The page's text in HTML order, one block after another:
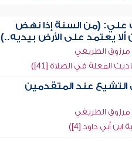
(من السنة إذا نهض
ألا يعتمد على الأرض بيديه..)
مرزوق الطريفي
المعلة في الصلاة [41])
عند المتقدمين
مرزوق الطريفي
أبي داود [4])